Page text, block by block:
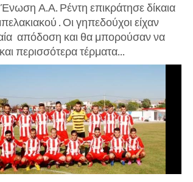
Α.Α. Ρέντη επικράτησε δίκαια
. Οι γηπεδούχοι είχαν
απόδοση και θα μπορούσαν να
περισσότερα τέρματα...